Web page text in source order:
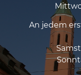
An jedem